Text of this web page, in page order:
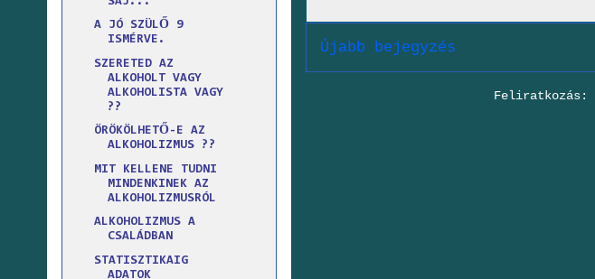
Újabb bejegyzés
Feliratkozás:
A JÓ SZÜLŐ 9
ISMÉRVE.
SZERETED AZ
ALKOHOLT VAGY
ALKOHOLISTA VAGY
??
ÖRÖKÖLHETŐ-E AZ
ALKOHOLIZMUS ??
MIT KELLENE TUDNI
MINDENKINEK AZ
ALKOHOLIZMUSRÓL
ALKOHOLIZMUS A
CSALÁDBAN
STATISZTIKAIG
ADATOK